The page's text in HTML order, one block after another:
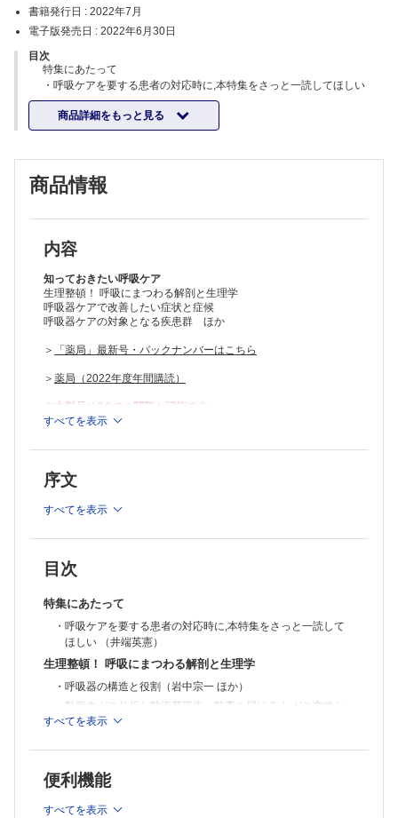
書籍発行日 : 2022年7月
電子版発売日 : 2022年6月30日
目次
特集にあたって
・呼吸ケアを要する患者の対応時に,本特集をさっと一読してほしい
（井端英憲）
生理整頓！ 呼吸にまつわる解剖と生理学
・呼吸器の構造と役割（岩中宗一 ほか）
・薬剤師に必要な呼吸機能検査の知識（坂野昌志）
・呼吸器ケアで参照する画像所見の見方（小澤良之）
・咳・喀痰（金光禎寛）
・喘 鳴（田尻智子）
・異常呼吸（油田尚総）
呼吸器ケアの対象となる疾患群
・肺炎・肺化膿症・膿胸（大西涼子 ほか）
・喘息とCOPD（新実彰男）
・循環器系疾患（石倉 健）
・呼吸困難と神経筋疾患（大内智洋）
・気管支拡張薬の使いかた・使いどころ－β2刺激薬－（中根茂喜）
・気管支拡張薬の使いかた・使いどころ－吸入抗コリン薬－（坂野昌
・呼吸困難感を軽減するためのステロイドの使いかた（篠永 浩）
・吸入デバイスの取り扱いとセルフマネジメント（荒川正悟）
・人工呼吸療法中の鎮静・せん妄対策の薬物療法（岩田 聡）
・酸素療法（岡野智仁 ほか）
・人工呼吸療法（都丸敦史 ほか）
コラム：在宅人工呼吸療法ってなに？（坂野昌志）
えびさんぽ
COPDに対する長時間作用型抗コリン薬の吸入は効果がありますか？
（青島周一）
現場で働く薬剤師のための臨床薬学研究のオモテ・ウラ〈第7回〉
業務環境のオモテ・ウラ①～時間をつくる技法～
Gebaita?! 薬剤師の語ログ〈第7回〉
（大森智史）
（赤瀬朋秀）
薬剤師力の型新たな思考と行動プランを手に入れろ！〈漆ノ型〉
「臨床現場」という研究室で，次世代にも残る価値ある論文作成に着手
商品詳細をもっと見る
商品情報
内容
知っておきたい呼吸ケア
生理整頓！ 呼吸にまつわる解剖と生理学
呼吸器ケアで改善したい症状と症候
呼吸器ケアの対象となる疾患群 ほか
＞ 「薬局」最新号・バックナンバーはこちら
＞ 薬局（2022年度年間購読）
※本製品はPCでの閲覧も可能です。
製品のご購入後、「購入済ライセンス一覧」より、オンライン環
認ください。
最新版
すべてを表示
序文
すべてを表示
目次
特集にあたって
・呼吸ケアを要する患者の対応時に,本特集をさっと一読して
ほしい （井端英憲）
生理整頓！ 呼吸にまつわる解剖と生理学
・呼吸器の構造と役割（岩中宗一 ほか）
・動脈血ガス分析と酸塩基平衡－酸素を届けろ！ ガス交換と
血液による運搬－（長谷川浩嗣）
呼吸器ケアで改善したい症状と症候
・呼吸困難（辻 愛士 ほか）
すべてを表示
便利機能
すべてを表示